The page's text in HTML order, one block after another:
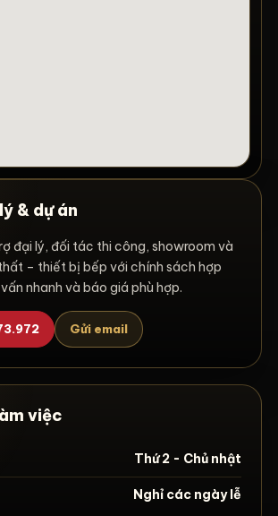
& dự án
đại lý, đối tác thi công, showroom và
– thiết bị bếp với chính sách hợp
nhanh và báo giá phù hợp.
Gửi email
việc
Thứ 2 - Chủ nhật
Nghỉ các ngày lễ